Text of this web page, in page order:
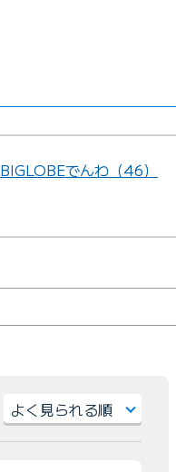
BIGLOBEでんわ（46）
並